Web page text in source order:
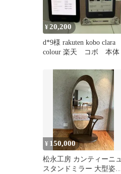
¥20,200
d*9様 rakuten kobo clara
colour 楽天 コボ 本体
¥ 150,000
松永工房 カンティーニュ
スタンドミラー 大型姿